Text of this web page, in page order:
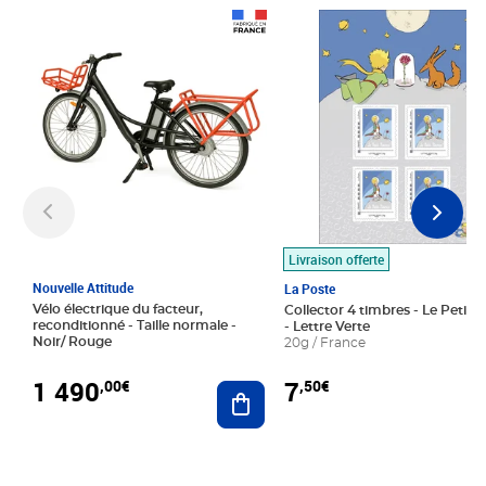
Nouvelle Attitude
Vélo électrique du facteur,
reconditionné - Taille normale -
Noir/ Rouge
1 490,00€ Ajouter au panier
Livraison offerte
La Poste
Collector 4 timbres - Le Petit
- Lettre Verte
20g / France
7,50€
Prix 7,50€